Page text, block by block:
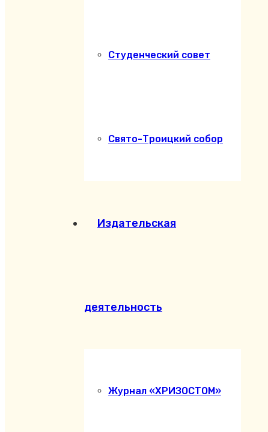
Студенческий совет
Свято-Троицкий собор
Издательская
деятельность
Журнал «ХРИЗОСТОМ»